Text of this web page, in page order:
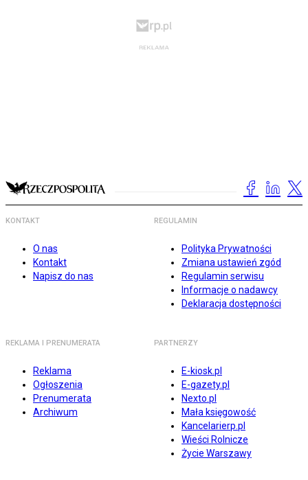
KONTAKT
O nas
Kontakt
Napisz do nas
REGULAMIN
Polityka Prywatności
Zmiana ustawień zgód
Regulamin serwisu
Informacje o nadawcy
Deklaracja dostępności
REKLAMA I PRENUMERATA
Reklama
Ogłoszenia
Prenumerata
Archiwum
PARTNERZY
E-kiosk.pl
E-gazety.pl
Nexto.pl
Mała księgowość
Kancelarierp.pl
Wieści Rolnicze
Życie Warszawy